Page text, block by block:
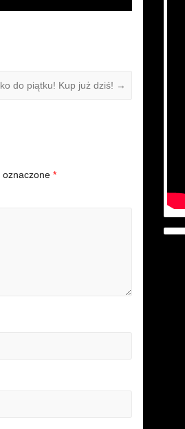
do piątku! Kup już dziś! →
oznaczone*